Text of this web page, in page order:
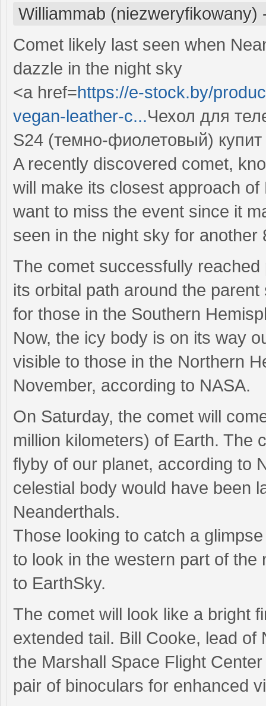
Williammab (niezweryfikowany)
Comet likely last seen when
dazzle in the night sky
<a href=https://e-stock.by/
vegan-leather-c...Чехол для
S24 (темно-фиолетовый)
A recently discovered comet,
will make its closest approach of
want to miss the event since it
seen in the night sky for another
The comet successfully
its orbital path around the
for those in the Southern
Now, the icy body is on its way
visible to those in the Northern
November, according to NASA.
On Saturday, the comet will
million kilometers) of Earth. The
flyby of our planet, according to
celestial body would have been
Neanderthals.
Those looking to catch a
to look in the western part of
to EarthSky.
The comet will look like a bright
extended tail. Bill Cooke, lead of
the Marshall Space Flight
pair of binoculars for enhanced